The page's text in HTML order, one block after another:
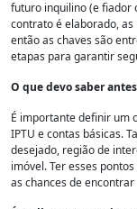
futuro inquilino (e fiador
contrato é elaborado,
então as chaves são
etapas para garantir
O que devo saber
É importante definir um
IPTU e contas básicas.
desejado, região de
imóvel. Ter esses
as chances de